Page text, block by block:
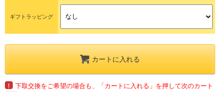
ギフトラッピング
カートに入れる
!
下取交換をご希望の場合も、「カートに入れる」を押して次のカート